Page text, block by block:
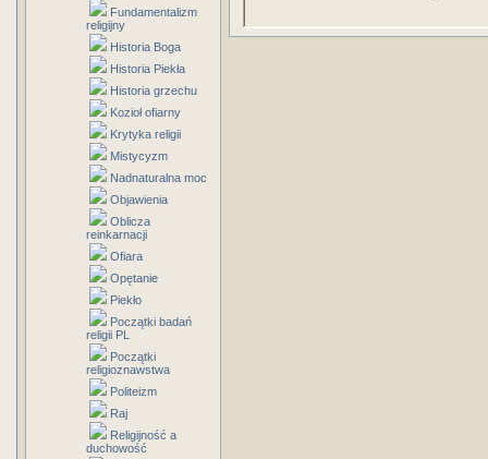
Fundamentalizm
religijny
Historia Boga
Historia Piekła
Historia grzechu
Kozioł ofiarny
Krytyka religii
Mistycyzm
Nadnaturalna moc
Objawienia
Oblicza
reinkarnacji
Ofiara
Opętanie
Piekło
Początki badań
religii PL
Początki
religioznawstwa
Politeizm
Raj
Religijność a
duchowość